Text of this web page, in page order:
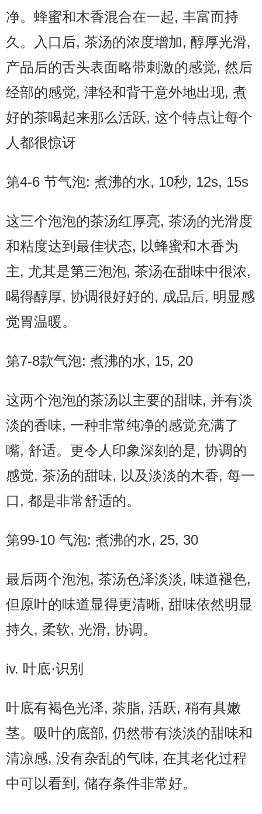
净。蜂蜜和木香混合在一起, 丰富而持
久。入口后, 茶汤的浓度增加, 醇厚光滑,
产品后的舌头表面略带刺激的感觉, 然后
经部的感觉, 津轻和背干意外地出现, 煮
好的茶喝起来那么活跃, 这个特点让每个
人都很惊讶
第4-6 节气泡: 煮沸的水, 10秒, 12s, 15s
这三个泡泡的茶汤红厚亮, 茶汤的光滑度
和粘度达到最佳状态, 以蜂蜜和木香为
主, 尤其是第三泡泡, 茶汤在甜味中很浓,
喝得醇厚, 协调很好好的, 成品后, 明显感
觉胃温暖。
第7-8款气泡: 煮沸的水, 15, 20
这两个泡泡的茶汤以主要的甜味, 并有淡
淡的香味, 一种非常纯净的感觉充满了
嘴, 舒适。更令人印象深刻的是, 协调的
感觉, 茶汤的甜味, 以及淡淡的木香, 每一
口, 都是非常舒适的。
第99-10 气泡: 煮沸的水, 25, 30
最后两个泡泡, 茶汤色泽淡淡, 味道褪色,
但原叶的味道显得更清晰, 甜味依然明显
持久, 柔软, 光滑, 协调。
iv. 叶底·识别
叶底有褐色光泽, 茶脂, 活跃, 稍有具嫩
茎。吸叶的底部, 仍然带有淡淡的甜味和
清凉感, 没有杂乱的气味, 在其老化过程
中可以看到, 储存条件非常好。